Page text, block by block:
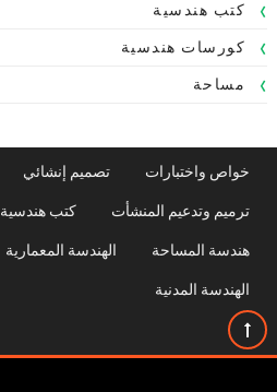
كتب هندسية
كورسات هندسية
مساحة
خواص واختبارات تصميم إنشائي
ترميم وتدعيم المنشأت كتب هندسية
هندسة المساحة الهندسة المعمارية
الهندسة المدنية